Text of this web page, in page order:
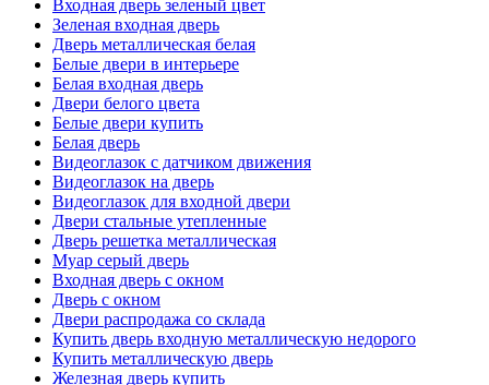
Входная дверь зеленый цвет
Зеленая входная дверь
Дверь металлическая белая
Белые двери в интерьере
Белая входная дверь
Двери белого цвета
Белые двери купить
Белая дверь
Видеоглазок с датчиком движения
Видеоглазок на дверь
Видеоглазок для входной двери
Двери стальные утепленные
Дверь решетка металлическая
Муар серый дверь
Входная дверь с окном
Дверь с окном
Двери распродажа со склада
Купить дверь входную металлическую недорого
Купить металлическую дверь
Железная дверь купить